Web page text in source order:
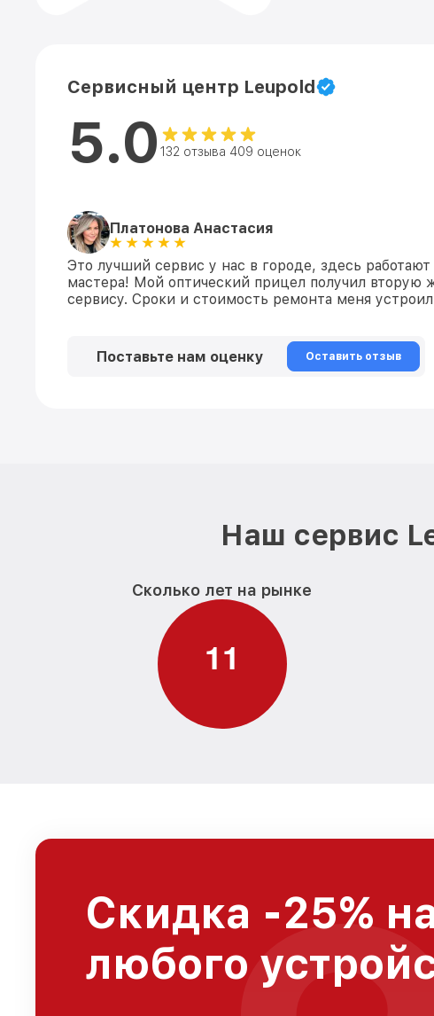
Сервисный центр Leupold
5.0 132 отзыва 409 оценок
Платонова Анастасия
Это лучший сервис у нас в городе, здесь
мастера! Мой оптический прицел получил вторую
сервису. Сроки и стоимость ремонта меня
Поставьте нам оценку Оставить отзыв
Наш сервис
Сколько лет на рынке
11
Скидка -25%
любого